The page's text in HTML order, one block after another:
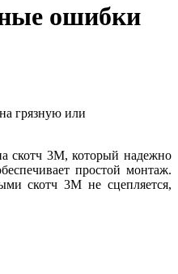
ошибки
грязную или
скотч 3М, который надежно
простой монтаж.
скотч 3М не сцепляется,